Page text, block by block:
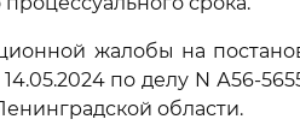
жалобы на
по делу N А56-
области.